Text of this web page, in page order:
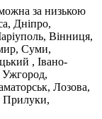
за низькою
Дніпро,
Вінниця,
Суми,
, Івано-
Ужгород,
Лозова,
Прилуки,